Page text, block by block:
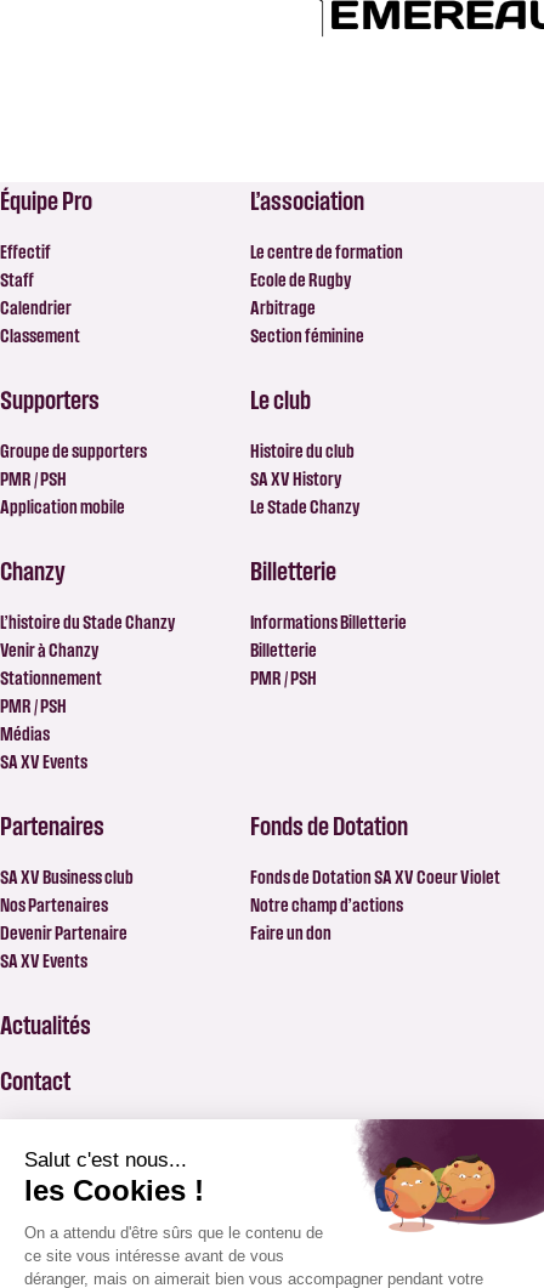
Équipe Pro
Effectif
Staff
Calendrier
Classement
L’association
Le centre de formation
Ecole de Rugby
Arbitrage
Section féminine
Supporters
Groupe de supporters
PMR / PSH
Application mobile
Le club
Histoire du club
SA XV History
Le Stade Chanzy
Chanzy
L’histoire du Stade Chanzy
Venir à Chanzy
Stationnement
PMR / PSH
Médias
SA XV Events
Billetterie
Informations Billetterie
Billetterie
PMR / PSH
Partenaires
SA XV Business club
Nos Partenaires
Devenir Partenaire
SA XV Events
Fonds de Dotation
Fonds de Dotation SA XV Coeur Violet
Notre champ d’actions
Faire un don
Actualités
Contact
BILLETTERIE
APPLICATION SAXV